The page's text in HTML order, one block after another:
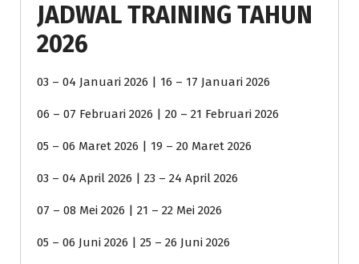
JADWAL TRAINING TAHUN
2026
03 – 04 Januari 2026 | 16 – 17 Januari 2026
06 – 07 Februari 2026 | 20 – 21 Februari 2026
05 – 06 Maret 2026 | 19 – 20 Maret 2026
03 – 04 April 2026 | 23 – 24 April 2026
07 – 08 Mei 2026 | 21 – 22 Mei 2026
05 – 06 Juni 2026 | 25 – 26 Juni 2026